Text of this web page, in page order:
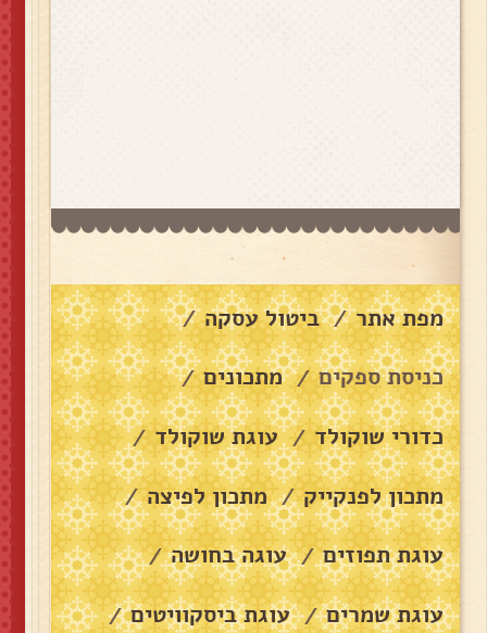
מפת אתר / ביטול עסקה /
כניסת ספקים / מתכונים /
כדורי שוקולד / עוגת שוקולד /
מתכון לפנקייק / מתכון לפיצה /
עוגת תפוזים / עוגה בחושה /
עוגת שמרים / עוגת ביסקוויטים /